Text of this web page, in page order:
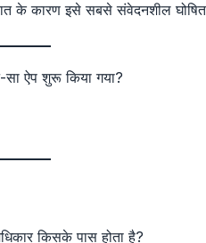
के कारण इसे सबसे संवेदनशील
सा ऐप शुरू किया गया?
किसके पास होता है?